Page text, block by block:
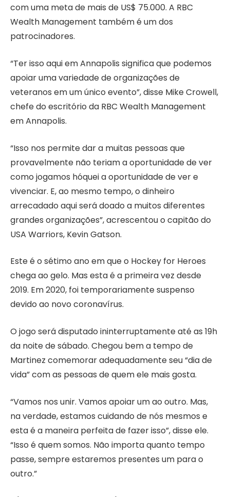
com uma meta de mais de US$ 75.000. A RBC
Wealth Management também é um dos
patrocinadores.
“Ter isso aqui em Annapolis significa que podemos
apoiar uma variedade de organizações de
veteranos em um único evento”, disse Mike Crowell,
chefe do escritório da RBC Wealth Management
em Annapolis.
“Isso nos permite dar a muitas pessoas que
provavelmente não teriam a oportunidade de ver
como jogamos hóquei a oportunidade de ver e
vivenciar. E, ao mesmo tempo, o dinheiro
arrecadado aqui será doado a muitos diferentes
grandes organizações”, acrescentou o capitão do
USA Warriors, Kevin Gatson.
Este é o sétimo ano em que o Hockey for Heroes
chega ao gelo. Mas esta é a primeira vez desde
2019. Em 2020, foi temporariamente suspenso
devido ao novo coronavírus.
O jogo será disputado ininterruptamente até as 19h
da noite de sábado. Chegou bem a tempo de
Martinez comemorar adequadamente seu “dia de
vida” com as pessoas de quem ele mais gosta.
“Vamos nos unir. Vamos apoiar um ao outro. Mas,
na verdade, estamos cuidando de nós mesmos e
esta é a maneira perfeita de fazer isso”, disse ele.
“Isso é quem somos. Não importa quanto tempo
passe, sempre estaremos presentes um para o
outro.”